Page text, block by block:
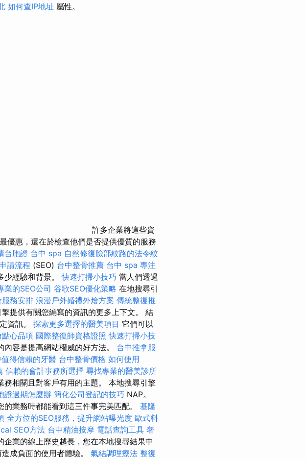
如何查IP地址 屬性。
許多企業將這些資
優惠，還在於檢查他們是否提供優質的服務
台胞證 台中 spa 自然修復臉部紋路的法令紋
請流程 (SEO) 台中整骨推薦 台中 spa 專注
少經驗和背景。快速打掃小技巧 當人們透過
業的SEO公司 谷歌SEO優化策略 在地搜尋引
務安排 浪漫戶外婚禮外燴方案 傳統整復推
提供有關您編寫的資訊的更多上下文。 結
資訊。 探索更多選擇的醫美項目 它們可以
心品項 國際整復師資格證照快速打掃小技
容是提高網站權威的好方法。 台中推拿服
得信賴的牙醫 台中整骨價格 如何使用
信賴的會計事務所選擇 尋找專業的醫美診所
務相關且對客戶有用的主題。 本地搜尋引擎
證過期怎麼辦 簡化公司登記的技巧 NAP。
業務時都能看到這三件事完美匹配。 基隆
全方位的SEO服務，提升網站曝光度 歐式料
SEO方法 台中精油按摩 電話查詢工具 奢
企業的線上歷史越長，您在本地搜尋結果中
成負面的使用者體驗。 氣結調理療法 整復